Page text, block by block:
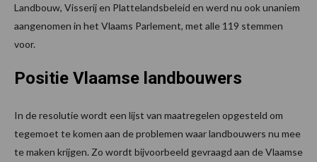
Landbouw, Visserij en Plattelandsbeleid en werd nu ook unaniem
aangenomen in het Vlaams Parlement, met alle 119 stemmen
voor.
Positie Vlaamse landbouwers
In de resolutie wordt een lijst van maatregelen opgesteld om
tegemoet te komen aan de problemen waar landbouwers nu mee
te maken krijgen. Zo wordt bijvoorbeeld gevraagd aan de Vlaamse